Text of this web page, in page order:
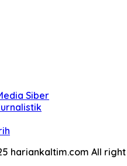
Siber
hariankaltim.com All